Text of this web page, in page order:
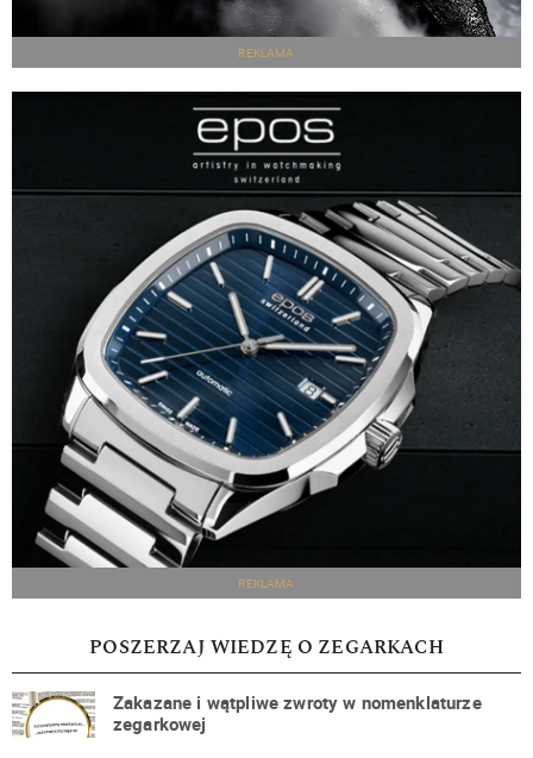
REKLAMA
REKLAMA
POSZERZAJ WIEDZĘ O ZEGARKACH
Zakazane i wątpliwe zwroty w nomenklaturze
zegarkowej